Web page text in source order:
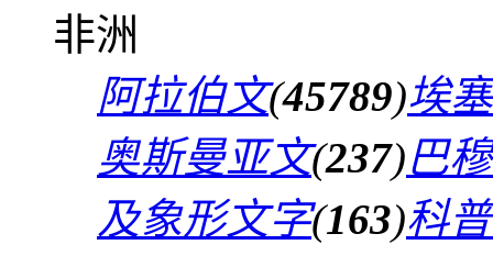
非洲
阿拉伯文(45789)埃
奥斯曼亚文(237)巴
及象形文字(163)科